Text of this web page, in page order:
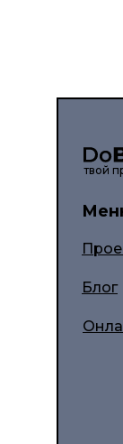
Блог
твой